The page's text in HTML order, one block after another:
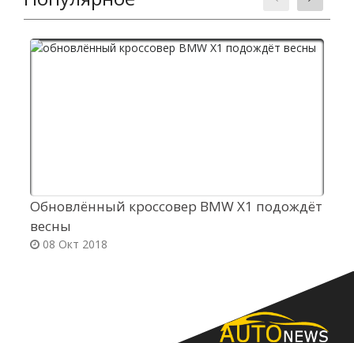
Обновлённый кроссовер BMW X1 подождёт
весны
08 Окт 2018